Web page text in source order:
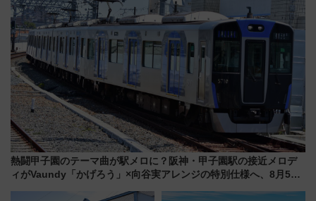
熱闘甲子園のテーマ曲が駅メロに？阪神・甲子園駅の接近メロデ
ィがVaundy「かげろう」×向谷実アレンジの特別仕様へ、8月5日